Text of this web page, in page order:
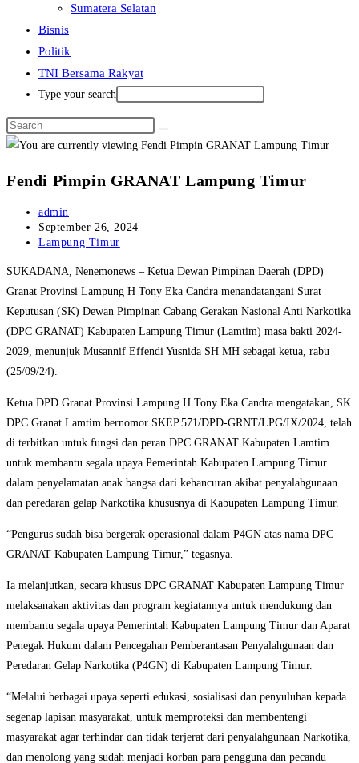
Sumatera Selatan
Bisnis
Politik
TNI Bersama Rakyat
Type your search
Fendi Pimpin GRANAT Lampung Timur
Post
author:
admin
Post
published:
September 26, 2024
Post
Lampung Timur
SUKADANA, Nenemonews – Ketua Dewan Pimpinan Daerah (DPD)
Granat Provinsi Lampung H Tony Eka Candra menandatangani Surat
Keputusan (SK) Dewan Pimpinan Cabang Gerakan Nasional Anti Narkotika
(DPC GRANAT) Kabupaten Lampung Timur (Lamtim) masa bakti 2024-
2029, menunjuk Musannif Effendi Yusnida SH MH sebagai ketua, rabu
(25/09/24).
Ketua DPD Granat Provinsi Lampung H Tony Eka Candra mengatakan, SK
DPC Granat Lamtim bernomor SKEP.571/DPD-GRNT/LPG/IX/2024, telah
di terbitkan untuk fungsi dan peran DPC GRANAT Kabupaten Lamtim
untuk membantu segala upaya Pemerintah Kabupaten Lampung Timur
dalam penyelamatan anak bangsa dari kehancuran akibat penyalahgunaan
dan peredaran gelap Narkotika khususnya di Kabupaten Lampung Timur.
“Pengurus sudah bisa bergerak operasional dalam P4GN atas nama DPC
GRANAT Kabupaten Lampung Timur,” tegasnya.
Ia melanjutkan, secara khusus DPC GRANAT Kabupaten Lampung Timur
melaksanakan aktivitas dan program kegiatannya untuk mendukung dan
membantu segala upaya Pemerintah Kabupaten Lampung Timur dan Aparat
Penegak Hukum dalam Pencegahan Pemberantasan Penyalahgunaan dan
Peredaran Gelap Narkotika (P4GN) di Kabupaten Lampung Timur.
“Melalui berbagai upaya seperti edukasi, sosialisasi dan penyuluhan kepada
segenap lapisan masyarakat, untuk memproteksi dan membentengi
masyarakat agar terhindar dan tidak terjerat dari penyalahgunaan Narkotika,
dan menolong yang sudah menjadi korban para pengguna dan pecandu